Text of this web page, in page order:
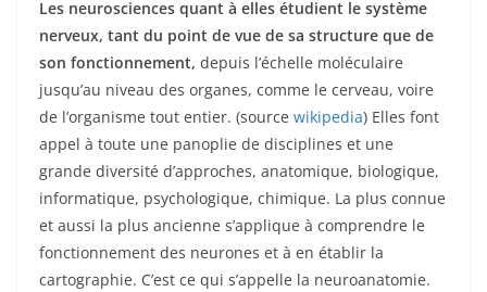
Les neurosciences quant à elles étudient le système
nerveux, tant du point de vue de sa structure que de
son fonctionnement, depuis l’échelle moléculaire
jusqu’au niveau des organes, comme le cerveau, voire
de l’organisme tout entier. (source wikipedia) Elles font
appel à toute une panoplie de disciplines et une
grande diversité d’approches, anatomique, biologique,
informatique, psychologique, chimique. La plus connue
et aussi la plus ancienne s’applique à comprendre le
fonctionnement des neurones et à en établir la
cartographie. C’est ce qui s’appelle la neuroanatomie.